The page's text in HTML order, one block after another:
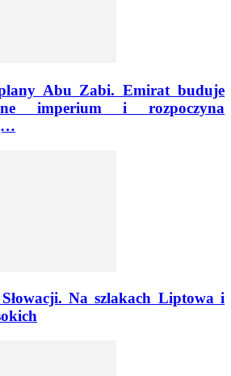
Abu Zabi. Emirat buduje
imperium i rozpoczyna
Na szlakach Liptowa i